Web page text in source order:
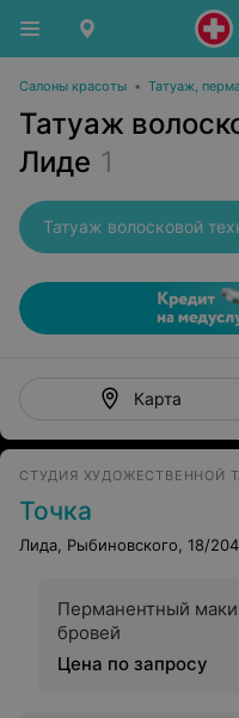
Салоны красоты • Татуаж,
Татуаж
Лиде 1
Татуаж волосковой
Карта
СТУДИЯ ХУДОЖЕСТВЕННОЙ
Точка
Лида, Рыбиновского, 18/204
Перманентный
бровей
Цена по запросу